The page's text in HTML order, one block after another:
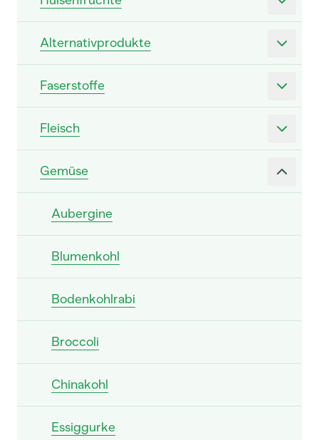
Alternativprodukte
Faserstoffe
Fleisch
Gemüse
Aubergine
Blumenkohl
Bodenkohlrabi
Broccoli
Chinakohl
Essiggurke